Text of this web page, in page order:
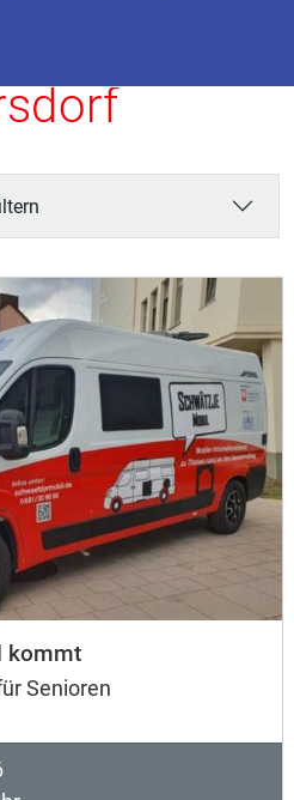
kommt
Senioren